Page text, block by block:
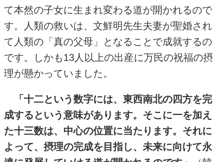
て本然の子女に生まれ変わる道が開かれるので
す。人類の救いは、文鮮明先生夫妻が聖婚され
て人類の「真の父母」となることで成就するの
です。しかも13人以上の出産に万民の祝福の摂
理が懸かっていました。
「十二という数字には、東西南北の四方を完
成するという意味があります。そこに一を加え
た十三数は、中心の位置に当たります。それに
よって、摂理の完成を目指し、未来に向けて永